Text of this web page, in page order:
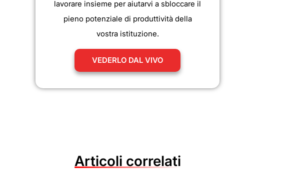
lavorare insieme per aiutarvi a sbloccare il
pieno potenziale di produttività della
vostra istituzione.
VEDERLO DAL VIVO
Articoli correlati